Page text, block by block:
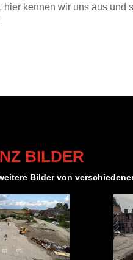
hier kennen wir uns aus und
BILDER
Bilder von